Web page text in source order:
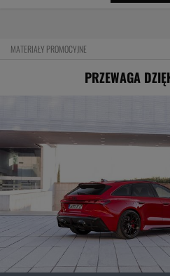
MATERIAŁY PROMOCYJNE
PRZEWAGA